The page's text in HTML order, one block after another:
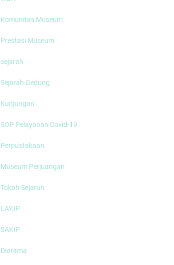
MEMBICARAKAN
(Part 2)
Komunitas Museum
Prestasi Museum
sejarah
Sejarah Gedung
Kunjungan
SOP Pelayanan Covid-19
Perpustakaan
Museum Perjuangan
Tokoh Sejarah
LAKIP
SAKIP
Diorama